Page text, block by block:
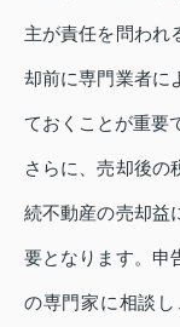
主が責任を問われ
却前に専門業者に
ておくことが重要
さらに、売却後の
続不動産の売却益
要となります。申
の専門家に相談